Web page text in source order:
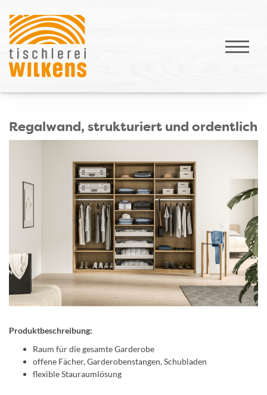
Regalwand, strukturiert und ordentlich
Produktbeschreibung:
Raum für die gesamte Garderobe
offene Fächer, Garderobenstangen, Schubladen
flexible Stauraumlösung